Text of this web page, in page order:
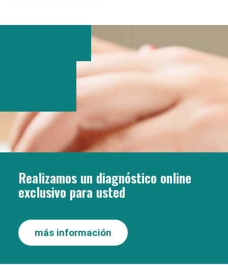
Realizamos un diagnóstico online
exclusivo para usted
más información